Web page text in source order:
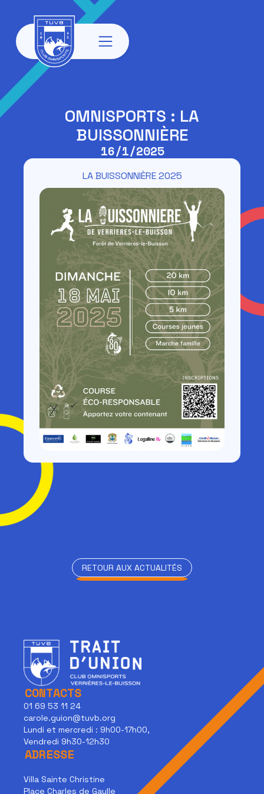
OMNISPORTS : LA
BUISSONNIÈRE
16/1/2025
LA BUISSONNIÈRE 2025
RETOUR AUX ACTUALITÉS
CONTACTS
01 69 53 11 24
carole.guion@tuvb.org
Lundi et mercredi : 9h00-17h00,
Vendredi 9h30-12h30
ADRESSE
Villa Sainte Christine
Place Charles de Gaulle